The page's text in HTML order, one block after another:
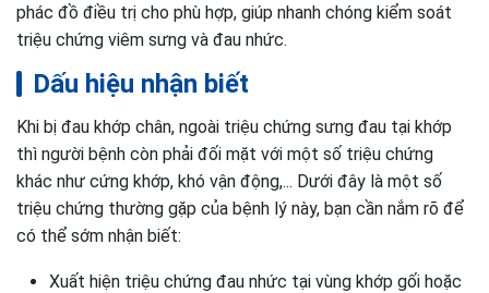
phác đồ điều trị cho phù hợp, giúp nhanh chóng kiểm soát
triệu chứng viêm sưng và đau nhức.
Dấu hiệu nhận biết
Khi bị đau khớp chân, ngoài triệu chứng sưng đau tại khớp
thì người bệnh còn phải đối mặt với một số triệu chứng
khác như cứng khớp, khó vận động,... Dưới đây là một số
triệu chứng thường gặp của bệnh lý này, bạn cần nắm rõ để
có thể sớm nhận biết:
Xuất hiện triệu chứng đau nhức tại vùng khớp gối hoặc